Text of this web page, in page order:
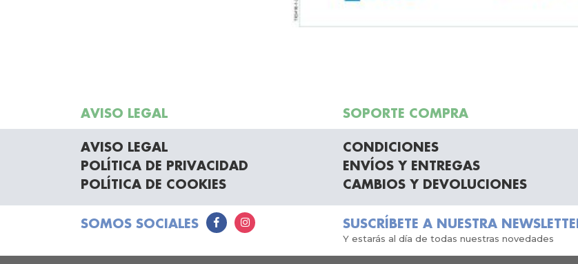
AVISO LEGAL SOPORTE COMPRA
AVISO LEGAL
POLÍTICA DE PRIVACIDAD
POLÍTICA DE COOKIES
CONDICIONES
ENVÍOS Y ENTREGAS
CAMBIOS Y DEVOLUCIONES
SOMOS SOCIALES SUSCRÍBETE A NUESTRA
Y estarás al día de todas nuestras novedades